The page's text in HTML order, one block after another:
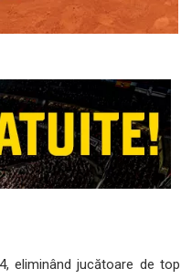
eliminând jucătoare de top